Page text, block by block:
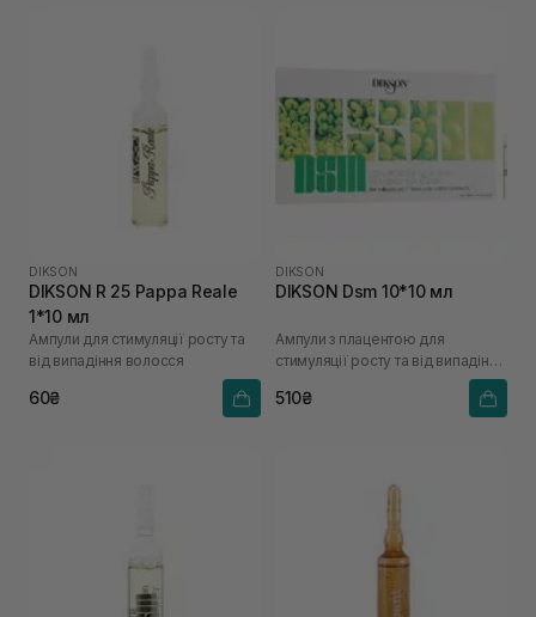
DIKSON
DIKSON R 25 Pappa Reale
1*10 мл
Ампули для стимуляції росту та
від випадіння волосся
60₴
DIKSON
DIKSON Dsm 10*10 мл
Ампули з плацентою для
стимуляції росту та від випадіння
510₴